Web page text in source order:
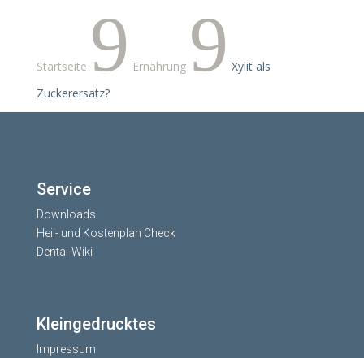
Startseite 9 Ernährung 9 Xylit als
Zuckerersatz?
Service
Downloads
Heil- und Kostenplan Check
Dental-Wiki
Kleingedrucktes
Impressum